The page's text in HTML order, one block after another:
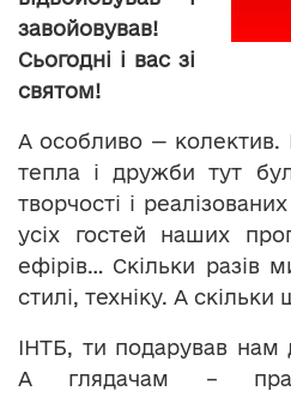
завойовував!
Сьогодні і вас зі
святом!
А особливо — колектив.
тепла і дружби тут
творчості і
усіх гостей наших
ефірів… Скільки разів
стилі, техніку. А
ІНТБ, ти подарував нам
А глядачам –